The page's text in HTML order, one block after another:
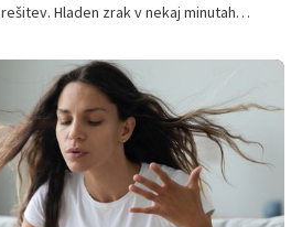
Hladen zrak v nekaj minutah